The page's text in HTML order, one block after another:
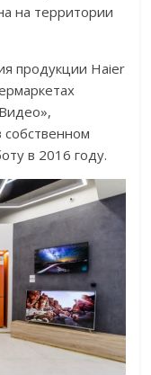
на территории
продукции Haier
собственном
в 2016 году.